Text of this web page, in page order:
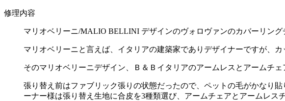
修理内容
マリオベリーニ/MALIO BELLINI デザインのヴォロヴァンのカバーリング
マリオベリーニと言えば、イタリアの建築家でありデザイナーですが、
そのマリオベリーニデザイン、Ｂ＆Ｂイタリアのアームレスとアームチェ
張り替え前はファブリック張りの状態だったので、ペットの毛がかなり
ーナー様は張り替え生地に合皮を3種類選び、アームチェアとアームレ